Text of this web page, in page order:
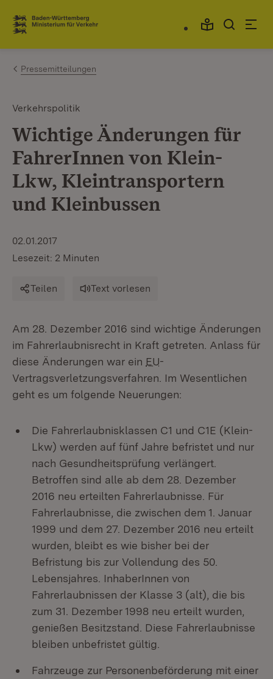
Zum Inhalt springen
Link zur Startseite
Pressemitteilungen
Verkehrspolitik
Wichtige Änderungen für
FahrerInnen von Klein-
Lkw, Kleintransportern
und Kleinbussen
02.01.2017
Lesezeit: 2 Minuten
Teilen Text vorlesen
Am 28. Dezember 2016 sind wichtige Änderungen
im Fahrerlaubnisrecht in Kraft getreten. Anlass für
diese Änderungen war ein EU-
Vertragsverletzungsverfahren. Im Wesentlichen
geht es um folgende Neuerungen:
Die Fahrerlaubnisklassen C1 und C1E (Klein-
Lkw) werden auf fünf Jahre befristet und nur
nach Gesundheitsprüfung verlängert.
Betroffen sind alle ab dem 28. Dezember
2016 neu erteilten Fahrerlaubnisse. Für
Fahrerlaubnisse, die zwischen dem 1. Januar
1999 und dem 27. Dezember 2016 neu erteilt
wurden, bleibt es wie bisher bei der
Befristung bis zur Vollendung des 50.
Lebensjahres. InhaberInnen von
Fahrerlaubnissen der Klasse 3 (alt), die bis
zum 31. Dezember 1998 neu erteilt wurden,
genießen Besitzstand. Diese Fahrerlaubnisse
bleiben unbefristet gültig.
Fahrzeuge zur Personenbeförderung mit einer